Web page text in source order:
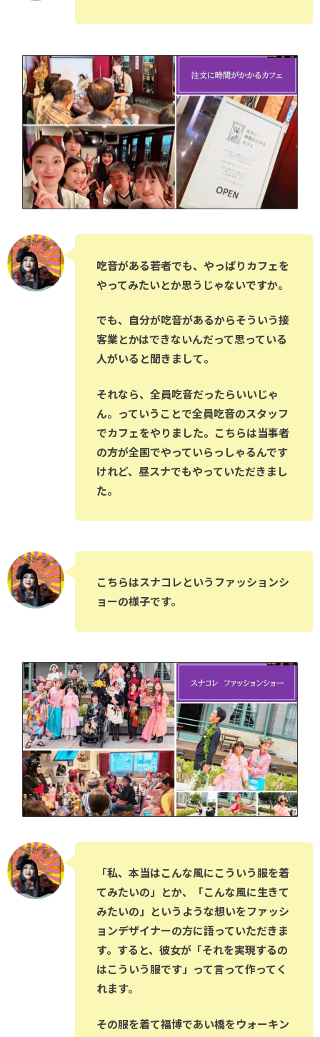
吃音がある若者でも、やっぱりカフェを
やってみたいとか思うじゃないですか。
でも、自分が吃音があるからそういう接
客業とかはできないんだって思っている
人がいると聞きまして。
それなら、全員吃音だったらいいじゃ
ん。っていうことで全員吃音のスタッフ
でカフェをやりました。こちらは当事者
の方が全国でやっていらっしゃるんです
けれど、昼スナでもやっていただきまし
た。
こちらはスナコレというファッションシ
ョーの様子です。
「私、本当はこんな風にこういう服を着
てみたいの」とか、「こんな風に生きて
みたいの」というような想いをファッシ
ョンデザイナーの方に語っていただきま
す。すると、彼女が「それを実現するの
はこういう服です」って言って作ってく
れます。
その服を着て福博であい橋をウォーキン